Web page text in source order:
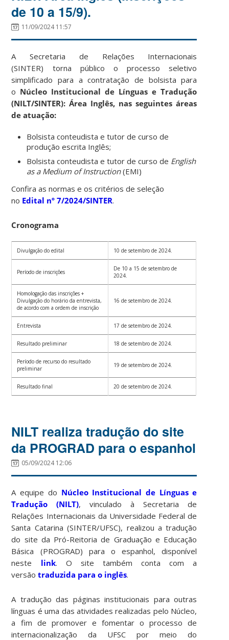
de 10 a 15/9).
11/09/2024 11:57
A Secretaria de Relações Internacionais
(SINTER) torna público o processo seletivo
simplificado para a contratação de bolsista para
o Núcleo Institucional de Línguas e Tradução
(NILT/SINTER): Área Inglês, nas seguintes áreas
de atuação:
Bolsista conteudista e tutor de curso de
produção escrita Inglês;
Bolsista conteudista e tutor de curso de English
as a Medium of Instruction(EMI)
Confira as normas e os critérios de seleção
no Edital nº 7/2024/SINTER.
Cronograma
Divulgação do edital 10 de setembro de 2024.
Período de inscrições
De 10 a 15 de setembro de
2024.
Homologação das inscrições +
Divulgação do horário da entrevista,
de acordo com a ordem de inscrição
16 de setembro de 2024.
Entrevista 17 de setembro de 2024.
Resultado preliminar 18 de setembro de 2024.
Período de recurso do resultado
preliminar
19 de setembro de 2024.
Resultado final 20 de setembro de 2024.
NILT realiza tradução do site
da PROGRAD para o espanhol
05/09/2024 12:06
A equipe do Núcleo Institucional de Línguas e
Tradução (NILT), vinculado à Secretaria de
Relações Internacionais da Universidade Federal de
Santa Catarina (SINTER/UFSC), realizou a tradução
do site da Pró-Reitoria de Graduação e Educação
Básica (PROGRAD) para o espanhol, disponível
neste link. O site também conta com a
versãotraduzida para o inglês.
A tradução das páginas institucionais para outras
línguas é uma das atividades realizadas pelo Núcleo,
a fim de promover e fomentar o processo de
internacionalização da UFSC por meio do